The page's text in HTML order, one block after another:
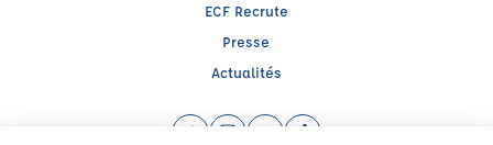
ECF Recrute
Presse
Actualités